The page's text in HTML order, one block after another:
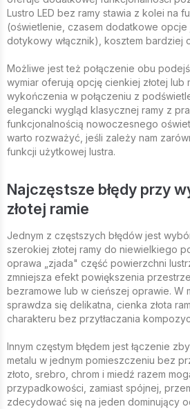
Lustro LED bez ramy stawia z kolei na
(oświetlenie, czasem dodatkowe
dotykowy włącznik), kosztem bardziej
Możliwe jest też połączenie obu
wymiar oferują opcję cienkiej złotej lub
wykończenia w połączeniu z
elegancki wygląd klasycznej ramy z
funkcjonalnością nowoczesnego
warto rozważyć, jeśli zależy nam
funkcji użytkowej lustra.
Najczęstsze błędy przy
złotej ramie
Jednym z częstszych błędów jest
szerokiej złotej ramy do niewielkiego
oprawa „zjada" część powierzchni
zmniejsza efekt powiększenia
bezramowe lub w cieńszej oprawie. W
sprawdza się delikatna, cienka złota
charakteru bez przytłaczania
Innym częstym błędem jest łączenie
metalu w jednym pomieszczeniu bez
złoto, srebro, chrom i miedź razem
przypadkowości, zamiast spójnej,
zdecydować się na jeden dominujący